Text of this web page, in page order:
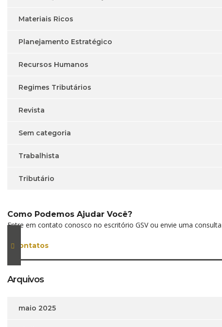
Materiais Ricos
Planejamento Estratégico
Recursos Humanos
Regimes Tributários
Revista
Sem categoria
Trabalhista
Tributário
Como Podemos Ajudar Você?
Entre em contato conosco no escritório GSV ou envie uma
contatos
Arquivos
maio 2025